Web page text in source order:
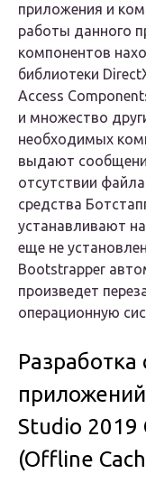
приложения и
работы данного
компонентов
библиотеки
Access
и множество
необходимых
выдают
отсутствии
средства
устанавливают
еще не
Bootstrapper
произведет
операционную
Studio 2019
(Offline